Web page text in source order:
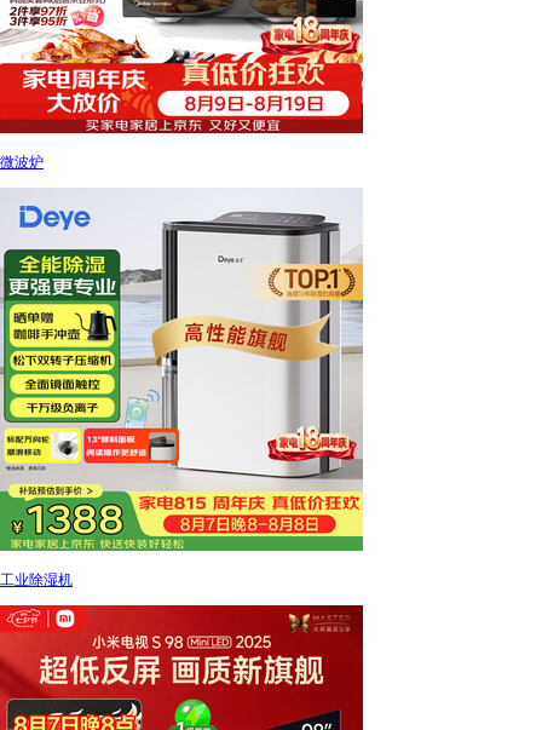
微波炉
工业除湿机